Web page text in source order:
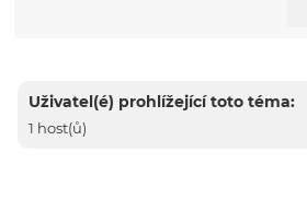
Uživatel(é) prohlížející toto téma:
1 host(ů)